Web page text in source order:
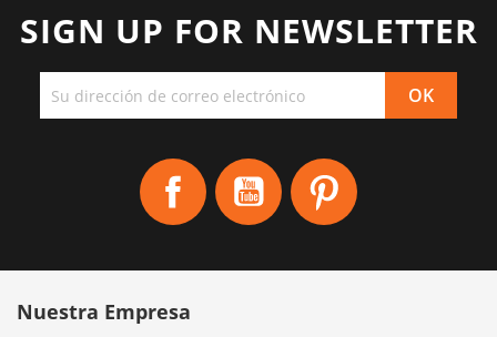
SIGN UP FOR NEWSLETTER
Facebook YouTube
Nuestra Empresa